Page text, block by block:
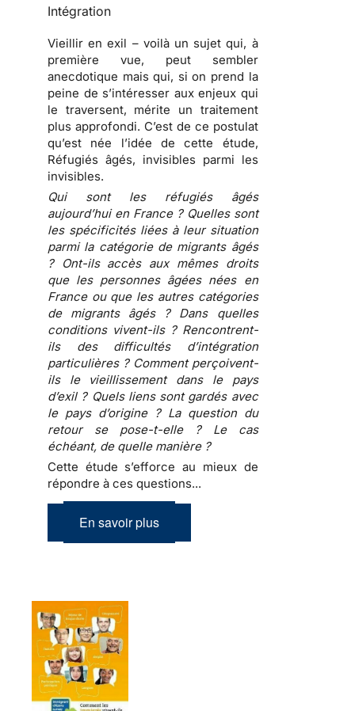
Intégration
Vieillir en exil – voilà un sujet qui, à
première vue, peut sembler
anecdotique mais qui, si on prend la
peine de s’intéresser aux enjeux qui
le traversent, mérite un traitement
plus approfondi. C’est de ce postulat
qu’est née l’idée de cette étude,
Réfugiés âgés, invisibles parmi les
invisibles.
Qui sont les réfugiés âgés
aujourd’hui en France ? Quelles sont
les spécificités liées à leur situation
parmi la catégorie de migrants âgés
? Ont-ils accès aux mêmes droits
que les personnes âgées nées en
France ou que les autres catégories
de migrants âgés ? Dans quelles
conditions vivent-ils ? Rencontrent-
ils des difficultés d’intégration
particulières ? Comment perçoivent-
ils le vieillissement dans le pays
d’exil ? Quels liens sont gardés avec
le pays d’origine ? La question du
retour se pose-t-elle ? Le cas
échéant, de quelle manière ?
Cette étude s’efforce au mieux de
répondre à ces questions...
En savoir plus